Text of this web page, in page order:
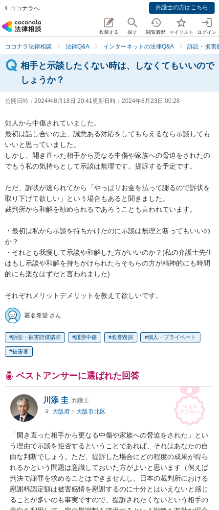
ココナラへ 弁護士の方はこちら
投稿する 探す 閲覧履歴 マイリスト ログイン
ココナラ法律相談 法律Q&A インターネットの法律Q&A 訴訟・損害
相手と示談したくない時は、しなくてもいいので
しょうか？
公開日時： 2024年8月18日 20:41更新日時： 2024年8月23日 00:28
知人から中傷されていました。
最初は話し合いの上、誠意ある対応をしてもらえるなら示談しても
いいと思っていました。
しかし、開き直った相手から更なる中傷や家族への脅迫をされたの
でもう私の気持ちとして示談は無理です。提訴する予定です。
ただ、訴状が送られてから「やっぱりお金を払って謝るので訴状を
取り下げて欲しい」という場合もあると聞きました。
裁判所から和解を勧められるであろうことも言われています。
・最初は私から示談を持ちかけたのに示談は無理と断ってもいいの
か？
・それとも我慢して示談や和解した方がいいのか？(私の弁護士先生
はもし示談や和解を持ちかけられたらそちらの方が精神的にも時間
的にも楽なはずだと言われました)
それぞれメリットデメリットを教えて欲しいです。
匿名希望 さん
訴訟・損害賠償請求 誹謗中傷 名誉毀損 個人・プライベート
被害者
ベストアンサーに選ばれた回答
川添 圭 弁護士
大阪府 > 大阪市北区
「開き直った相手から更なる中傷や家族への脅迫をされた」とい
う理由で示談を拒否するということであれば、それはあなたの自
由な判断でしょう。ただ、提訴した場合にどの程度の成果が得ら
れるかという問題は意識しておいた方がよいと思います（例えば
判決で謝罪を求めることはできませんし、日本の裁判所における
慰謝料認定額は被害感情を慰謝するのに十分とはいえないと感じ
ることが多いのも事実ですので、提訴されたくないという相手の